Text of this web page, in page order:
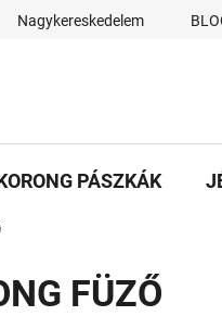
Nagykereskedelem
PÁSZKÁK
FÜZŐ